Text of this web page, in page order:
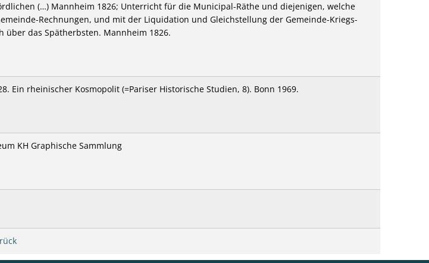
(…) Mannheim 1826; Unterricht für die Municipal-Räthe und diejenigen, welche
Rechnungen, und mit der Liquidation und Gleichstellung der Gemeinde-Kriegs-
über das Spätherbsten. Mannheim 1826.
Ein rheinischer Kosmopolit (=Pariser Historische Studien, 8). Bonn 1969.
KH Graphische Sammlung